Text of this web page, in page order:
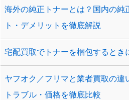
海外の純正トナーとは？国内の純
ト・デメリットを徹底解説
宅配買取でトナーを梱包するとき
ヤフオク／フリマと業者買取の違
トラブル・価格を徹底比較